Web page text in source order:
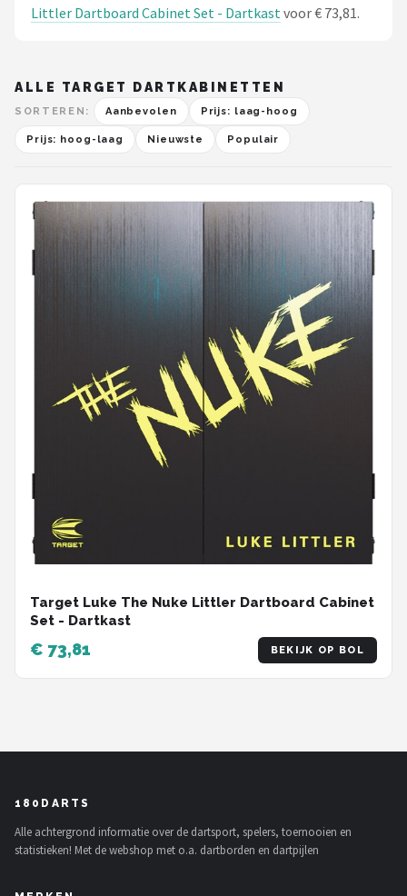
Littler Dartboard Cabinet Set - Dartkastvoor € 73,81.
ALLE TARGET DARTKABINETTEN
SORTEREN: Aanbevolen Prijs: laag-hoog
Prijs: hoog-laag Nieuwste Populair
Target Luke The Nuke Littler Dartboard Cabinet
Set - Dartkast
€ 73,81 BEKIJK OP BOL
180DARTS
Alle achtergrond informatie over de dartsport, spelers, toernooien en
statistieken! Met de webshop met o.a. dartborden en dartpijlen